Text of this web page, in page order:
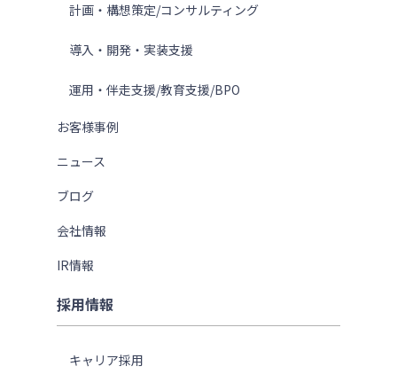
計画・構想策定/コンサルティング
導入・開発・実装支援
運用・伴走支援/教育支援/BPO
お客様事例
ニュース
ブログ
会社情報
IR情報
採用情報
キャリア採用